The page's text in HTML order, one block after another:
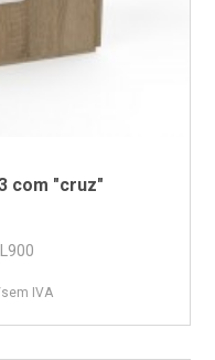
com "cruz"
IVA